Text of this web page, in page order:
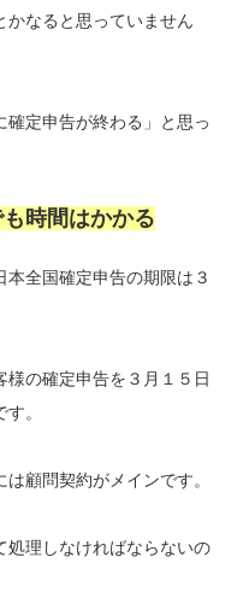
かなると思っていません
定申告が終わる」と思っ
時間はかかる
全国確定申告の期限は３
の確定申告を３月１５日
。
顧問契約がメインです。
処理しなければならないの